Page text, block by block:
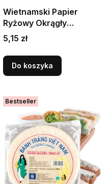
Wietnamski Papier
Ryżowy Okrągły
Bezglutenowy Do
Sajgonek 22cm 100g
HOUSE OF ASIA
Cena
5,15 zł
Do koszyka
Bestseller